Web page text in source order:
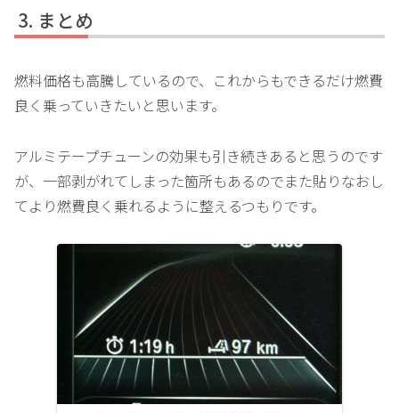
まとめ
燃料価格も高騰しているので、これからもできるだけ燃費
良く乗っていきたいと思います。
アルミテープチューンの効果も引き続きあると思うのです
が、一部剥がれてしまった箇所もあるのでまた貼りなおし
てより燃費良く乗れるように整えるつもりです。